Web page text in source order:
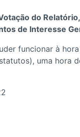
do
de Interesse
funcionar à
uma hora